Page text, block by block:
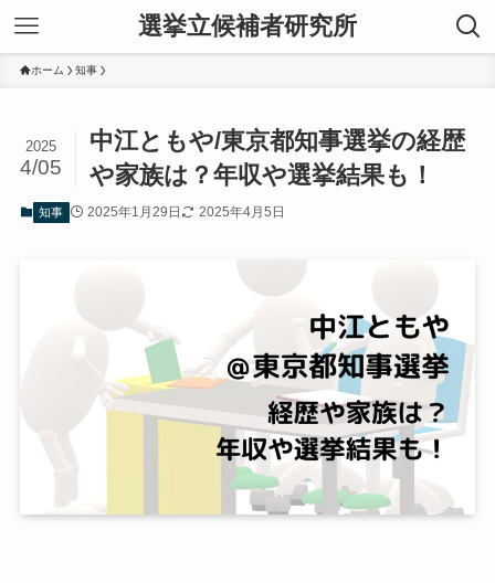
選挙立候補者研究所
ホーム 知事
中江ともや/東京都知事選挙の経歴
や家族は？年収や選挙結果も！
2025
4/05
知事 2025年1月29日 2025年4月5日